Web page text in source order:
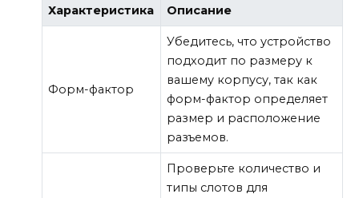
Характеристика Описание
Форм-фактор
Убедитесь, что устройство
подходит по размеру к
вашему корпусу, так как
форм-фактор определяет
размер и расположение
разъемов.
Проверьте количество и
типы слотов для